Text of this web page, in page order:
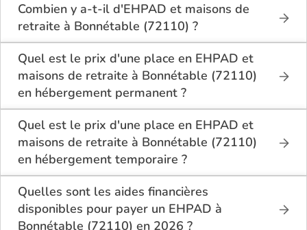
Combien y a-t-il d'EHPAD et maisons de
retraite à Bonnétable (72110) ?
Sur le site Logement-seniors.com, on recense
actuellement 1 EHPAD et maisons de retraite à
Bonnétable (72110).
Quel est le prix d'une place en EHPAD et
maisons de retraite à Bonnétable (72110)
en hébergement permanent ?
En hébergement permanent, le tarif minimum en
EHPAD et maisons de retraite à Bonnétable
(72110) est de 1 800€ par mois pour une chambre
simple, et 1 800€ par mois pour une chambre
double.
Quel est le prix d'une place en EHPAD et
maisons de retraite à Bonnétable (72110)
en hébergement temporaire ?
En hébergement temporaire, le tarif minimum en
EHPAD et maisons de retraite à Bonnétable
(72110) est de 1 800€ par mois pour une chambre
simple.
Quelles sont les aides financières
disponibles pour payer un EHPAD à
Bonnétable (72110) en 2026 ?